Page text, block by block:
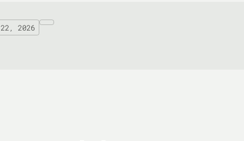
22, 2026